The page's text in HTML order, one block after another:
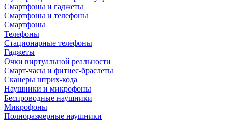
Смартфоны и гаджеты
Смартфоны и телефоны
Смартфоны
Телефоны
Стационарные телефоны
Гаджеты
Очки виртуальной реальности
Смарт-часы и фитнес-браслеты
Сканеры штрих-кода
Наушники и микрофоны
Беспроводные наушники
Микрофоны
Полноразмерные наушники